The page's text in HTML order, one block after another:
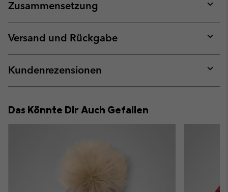
Zusammensetzung
or
Versand und Rückgabe
or
Kundenrezensionen
or
Das Könnte Dir Auch Gefallen